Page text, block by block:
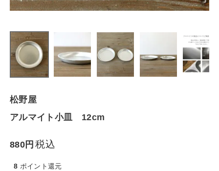
CATEGORY
ファッション雑貨
ブランド
松野屋
アルマイト小皿 12cm
880 税込
8 ポイント還元